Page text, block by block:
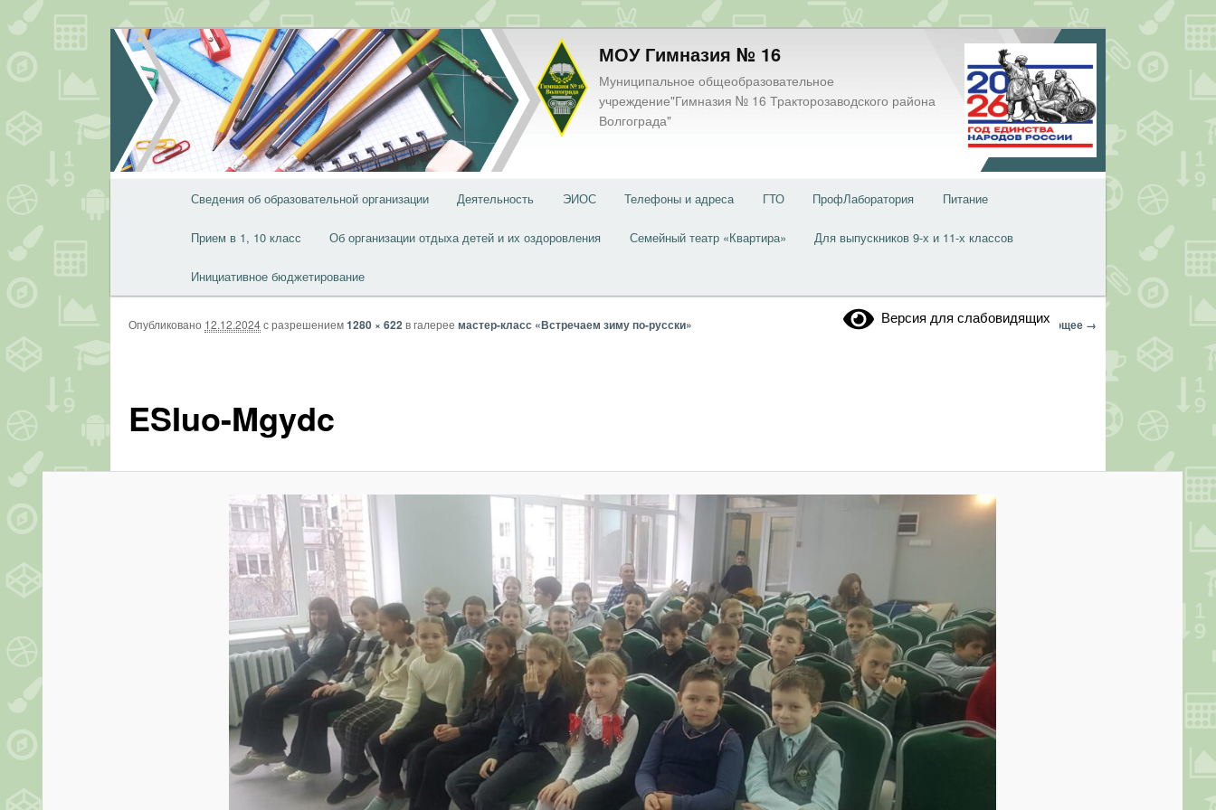
Перейти
к
основному
содержимому
МОУ Гимназия № 16
Муниципальное общеобразовательное
учреждение"Гимназия № 16 Тракторозаводского района
Волгограда"
Сведения об образовательной организации Деятельность ЭИОС Телефоны и адреса ГТО ПрофЛаборатория Питание
Прием в 1, 10 класс Об организации отдыха детей и их оздоровления Семейный театр «Квартира» Для выпускников 9-х и 11-х классов
Инициативное бюджетирование
Версия для слабовидящих
Навигация
Следующее →
ESIuo-Mgydc
Опубликовано 12.12.2024с разрешением1280 × 622в галерее мастер-класс «Встречаем зиму по-русски»